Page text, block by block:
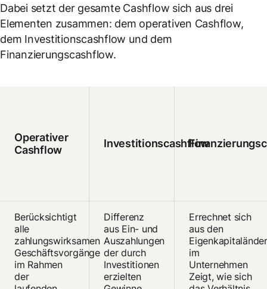
Dabei setzt der gesamte Cashflow sich aus drei
Elementen zusammen: dem operativen Cashflow,
dem Investitionscashflow und dem
Finanzierungscashflow.
Operativer
Cashflow
Investitionscashflow
Berücksichtigt
alle
zahlungswirksamen
Geschäftsvorgänge
im Rahmen
der
Differenz
aus Ein- und
Auszahlungen
der durch
Investitionen
erzielten
Errechnet sich
aus den
im
Unternehmen
Zeigt, wie sich